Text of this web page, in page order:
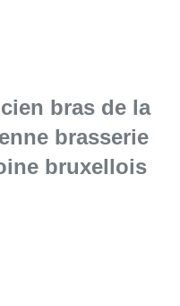
bras de la
brasserie
bruxellois